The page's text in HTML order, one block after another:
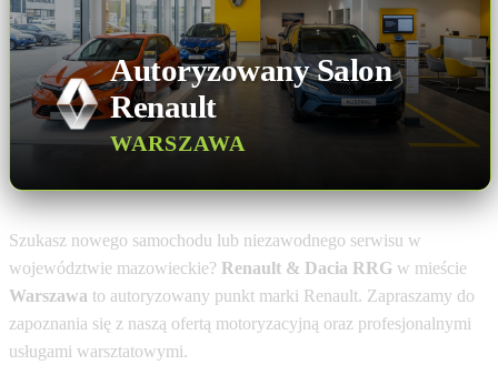
Autoryzowany Salon
Renault
WARSZAWA
Szukasz nowego samochodu lub niezawodnego serwisu w
województwie mazowieckie? Renault & Dacia RRG w mieście
Warszawa to autoryzowany punkt marki Renault. Zapraszamy do
zapoznania się z naszą ofertą motoryzacyjną oraz profesjonalnymi
usługami warsztatowymi.